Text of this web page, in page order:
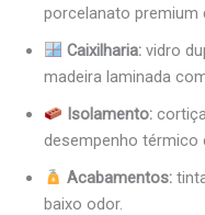
porcelanato premium
Caixilharia:vidro
madeira laminada
Isolamento:
desempenho térmico
Acabamentos:
baixo odor.